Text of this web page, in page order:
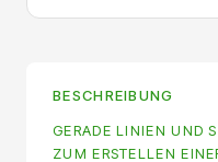
BESCHREIBUNG
GERADE LINIEN UND
ZUM ERSTELLEN